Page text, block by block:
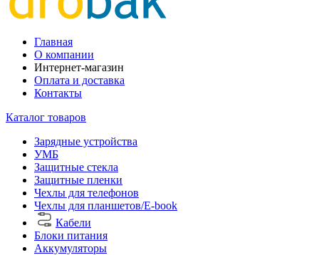
Главная
О компании
Интернет-магазин
Оплата и доставка
Контакты
Каталог товаров
Зарядные устройства
УМБ
Защитные стекла
Защитные пленки
Чехлы для телефонов
Чехлы для планшетов/E-book
Кабели
Блоки питания
Аккумуляторы